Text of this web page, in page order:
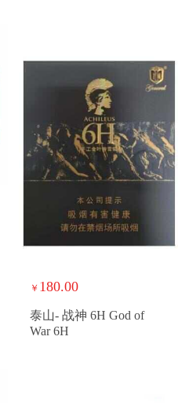
￥ 180.00
泰山- 战神 6H God of
War 6H